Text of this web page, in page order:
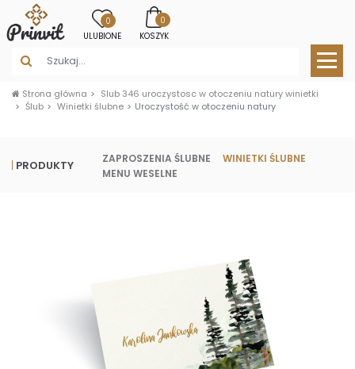
0
ULUBIONE
0
KOSZYK
Strona główna
Slub 346 uroczystosc w otoczeniu natury winietki
Ślub
Winietki ślubne Uroczystość w otoczeniu natury
PRODUKTY ZAPROSZENIA ŚLUBNE
WINIETKI ŚLUBNE
MENU WESELNE